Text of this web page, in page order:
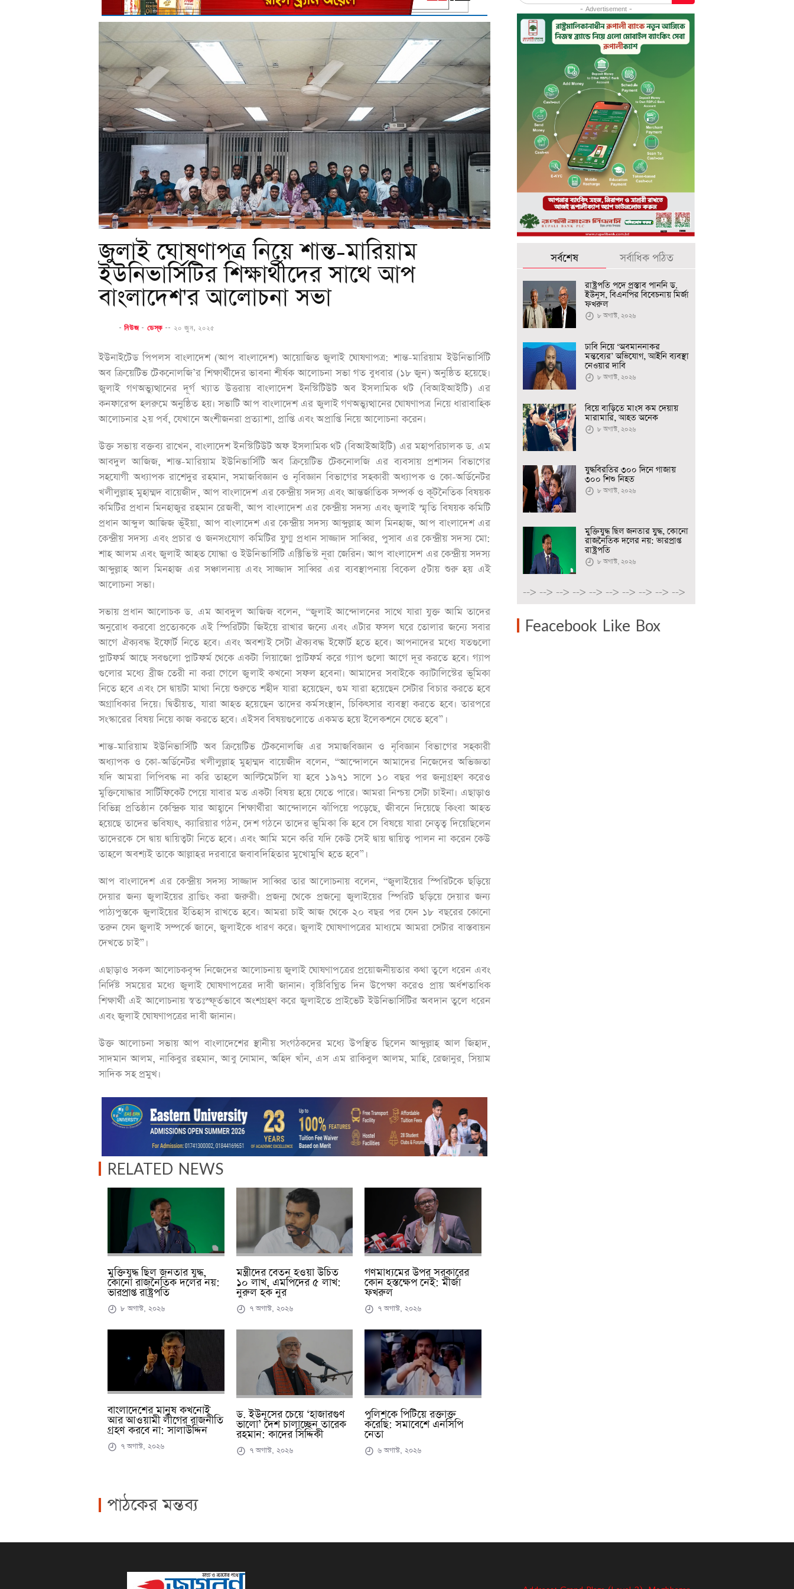
জুলাই ঘোষণাপত্র নিয়ে শান্ত-মারিয়াম
ইউনিভার্সিটির শিক্ষার্থীদের সাথে আপ
বাংলাদেশ'র আলোচনা সভা
-নিউজ- ডেস্ক -- ২০ জুন, ২০২৫
ইউনাইটেড পিপলস বাংলাদেশ (আপ বাংলাদেশ) আয়োজিত জুলাই ঘোষণাপত্র: শান্ত-মারিয়াম ইউনিভার্সিটি
অব ক্রিয়েটিভ টেকনোলজি’র শিক্ষার্থীদের ভাবনা শীর্ষক আলোচনা সভা গত বুধবার (১৮ জুন) অনুষ্ঠিত হয়েছে।
জুলাই গণঅভ্যুত্থানের দূর্গ খ্যাত উত্তরায় বাংলাদেশ ইনস্টিটিউট অব ইসলামিক থট (বিআইআইটি) এর
কনফারেন্স হলরুমে অনুষ্ঠিত হয়। সভাটি আপ বাংলাদেশ এর জুলাই গণঅভ্যুত্থানের ঘোষণাপত্র নিয়ে ধারাবাহিক
আলোচনার ২য় পর্ব, যেখানে অংশীজনরা প্রত্যাশা, প্রাপ্তি এবং অপ্রাপ্তি নিয়ে আলোচনা করেন।
উক্ত সভায় বক্তব্য রাখেন, বাংলাদেশ ইনস্টিটিউট অফ ইসলামিক থট (বিআইআইটি) এর মহাপরিচালক ড. এম
আবদুল আজিজ, শান্ত-মারিয়াম ইউনিভার্সিটি অব ক্রিয়েটিভ টেকনোলজি এর ব্যবসায় প্রশাসন বিভাগের
সহযোগী অধ্যাপক রাশেদুর রহমান, সমাজবিজ্ঞান ও নৃবিজ্ঞান বিভাগের সহকারী অধ্যাপক ও কো-অর্ডিনেটর
খলীলুল্লাহ মুহাম্মদ বায়েজীদ, আপ বাংলাদেশ এর কেন্দ্রীয় সদস্য এবং আন্তর্জাতিক সম্পর্ক ও কূটনৈতিক বিষয়ক
কমিটির প্রধান মিনহাজুর রহমান রেজবী, আপ বাংলাদেশ এর কেন্দ্রীয় সদস্য এবং জুলাই স্মৃতি বিষয়ক কমিটি
প্রধান আব্দুল আজিজ ভূঁইয়া, আপ বাংলাদেশ এর কেন্দ্রীয় সদস্য আব্দুল্লাহ আল মিনহাজ, আপ বাংলাদেশ এর
কেন্দ্রীয় সদস্য এবং প্রচার ও জনসংযোগ কমিটির যুগ্ম প্রধান সাজ্জাদ সাব্বির, পুসাব এর কেন্দ্রীয় সদস্য মো:
শাহ আলম এবং জুলাই আহত যোদ্ধা ও ইউনিভার্সিটি এক্টিভিস্ট নূরা জেরিন। আপ বাংলাদেশ এর কেন্দ্রীয় সদস্য
আব্দুল্লাহ আল মিনহাজ এর সঞ্চালনায় এবং সাজ্জাদ সাব্বির এর ব্যবস্থাপনায় বিকেল ৫টায় শুরু হয় এই
আলোচনা সভা।
সভায় প্রধান আলোচক ড. এম আবদুল আজিজ বলেন, “জুলাই আন্দোলনের সাথে যারা যুক্ত আমি তাদের
অনুরোধ করবো প্রত্যেককে এই স্পিরিটটা জিইয়ে রাখার জন্যে এবং এটার ফসল ঘরে তোলার জন্যে সবার
আগে ঐক্যবদ্ধ ইফোর্ট নিতে হবে। এবং অবশ্যই সেটা ঐক্যবদ্ধ ইফোর্ট হতে হবে। আপনাদের মধ্যে যতগুলো
প্লাটফর্ম আছে সবগুলো প্লাটফর্ম থেকে একটা লিয়াজো প্লাটফর্ম করে গ্যাপ গুলো আগে দূর করতে হবে। গ্যাপ
গুলোর মধ্যে ব্রীজ তেরী না করা গেলে জুলাই কখনো সফল হবেনা। আমাদের সবাইকে ক্যাটালিস্টের ভূমিকা
নিতে হবে এবং সে দ্বায়টা মাথা নিয়ে শুরুতে শহীদ যারা হয়েছেন, গুম যারা হয়েছেন সেটার বিচার করতে হবে
অগ্রাধিকার দিয়ে। দ্বিতীয়ত, যারা আহত হয়েছেন তাদের কর্মসংস্থান, চিকিৎসার ব্যবস্থা করতে হবে। তারপরে
সংস্কারের বিষয় নিয়ে কাজ করতে হবে। এইসব বিষয়গুলোতে একমত হয়ে ইলেকশনে যেতে হবে”।
শান্ত-মারিয়াম ইউনিভার্সিটি অব ক্রিয়েটিভ টেকনোলজি এর সমাজবিজ্ঞান ও নৃবিজ্ঞান বিভাগের সহকারী
অধ্যাপক ও কো-অর্ডিনেটর খলীলুল্লাহ মুহাম্মদ বায়েজীদ বলেন, “আন্দোলনে আমাদের নিজেদের অভিজ্ঞতা
যদি আমরা লিপিবদ্ধ না করি তাহলে আল্টিমেটলি যা হবে ১৯৭১ সালে ১০ বছর পর জন্মগ্রহণ করেও
মুক্তিযোদ্ধার সার্টিফিকেট পেয়ে যাবার মত একটা বিষয় হয়ে যেতে পারে। আমরা নিশ্চয় সেটা চাইনা। এছাড়াও
বিভিন্ন প্রতিষ্ঠান কেন্দ্রিক যার আহ্বানে শিক্ষার্থীরা আন্দোলনে ঝাঁপিয়ে পড়েছে, জীবনে দিয়েছে কিংবা আহত
হয়েছে তাদের ভবিষ্যৎ, ক্যারিয়ার গঠন, দেশ গঠনে তাদের ভূমিকা কি হবে সে বিষয়ে যারা নেতৃত্ব দিয়েছিলেন
তাদেরকে সে দ্বায় দ্বায়িত্বটা নিতে হবে। এবং আমি মনে করি যদি কেউ সেই দ্বায় দ্বায়িত্ব পালন না করেন কেউ
তাহলে অবশ্যই তাকে আল্লাহর দরবারে জবাবদিহিতার মুখোমুখি হতে হবে”।
আপ বাংলাদেশ এর কেন্দ্রীয় সদস্য সাজ্জাদ সাব্বির তার আলোচনায় বলেন, “জুলাইয়ের স্পিরিটকে ছড়িয়ে
দেয়ার জন্য জুলাইয়ের ব্রান্ডিং করা জরুরী। প্রজন্ম থেকে প্রজন্মে জুলাইয়ের স্পিরিট ছড়িয়ে দেয়ার জন্য
পাঠ্যপুস্তকে জুলাইয়ের ইতিহাস রাখতে হবে। আমরা চাই আজ থেকে ২০ বছর পর যেন ১৮ বছরের কোনো
তরুন যেন জুলাই সম্পর্কে জানে, জুলাইকে ধারণ করে। জুলাই ঘোষণাপত্রের মাধ্যমে আমরা সেটার বাস্তবায়ন
দেখতে চাই”।
এছাড়াও সকল আলোচকবৃন্দ নিজেদের আলোচনায় জুলাই ঘোষণাপত্রের প্রয়োজনীয়তার কথা তুলে ধরেন এবং
নির্দিষ্ট সময়ের মধ্যে জুলাই ঘোষণাপত্রের দাবী জানান। বৃষ্টিবিঘ্নিত দিন উপেক্ষা করেও প্রায় অর্ধশতাধিক
শিক্ষার্থী এই আলোচনায় স্বতঃস্ফূর্তভাবে অংশগ্রহণ করে জুলাইতে প্রাইভেট ইউনিভার্সিটির অবদান তুলে ধরেন
এবং জুলাই ঘোষণাপত্রের দাবী জানান।
উক্ত আলোচনা সভায় আপ বাংলাদেশের স্থানীয় সংগঠকদের মধ্যে উপস্থিত ছিলেন আব্দুল্লাহ আল জিহাদ,
সাদমান আলম, নাকিবুর রহমান, আবু নোমান, অহিদ খাঁন, এস এম রাকিবুল আলম, মাহি, রেজানুর, সিয়াম
সাদিক সহ প্রমুখ।
RELATED NEWS
মুক্তিযুদ্ধ ছিল জনতার যুদ্ধ,
কোনো রাজনৈতিক দলের নয়:
ভারপ্রাপ্ত রাষ্ট্রপতি
৮ অগাস্ট, ২০২৬
মন্ত্রীদের বেতন হওয়া উচিত
১০ লাখ, এমপিদের ৫ লাখ:
নুরুল হক নুর
৭ অগাস্ট, ২০২৬
গণমাধ্যমের উপর সরকারের
কোন হস্তক্ষেপ নেই: মীর্জা
ফখরুল
৭ অগাস্ট, ২০২৬
বাংলাদেশের মানুষ কখনোই
আর আওয়ামী লীগের রাজনীতি
গ্রহণ করবে না: সালাউদ্দিন
৭ অগাস্ট, ২০২৬
ড. ইউনূসের চেয়ে ‘হাজারগুণ
ভালো’ দেশ চালাচ্ছেন তারেক
রহমান: কাদের সিদ্দিকী
৭ অগাস্ট, ২০২৬
পুলিশকে পিটিয়ে রক্তাক্ত
করেছি: সমাবেশে এনসিপি
নেতা
৬ অগাস্ট, ২০২৬
পাঠকের মন্তব্য
- Advertisement -
সর্বশেষ সর্বাধিক পঠিত
রাষ্ট্রপতি পদে প্রস্তাব পাননি ড.
ইউনূস, বিএনপির বিবেচনায় মির্জা
ফখরুল
৮ অগাস্ট, ২০২৬
ঢাবি নিয়ে ‘অবমাননাকর
মন্তব্যের’ অভিযোগ, আইনি ব্যবস্থা
নেওয়ার দাবি
৮ অগাস্ট, ২০২৬
বিয়ে বাড়িতে মাংস কম দেয়ায়
মারামারি, আহত অনেক
৮ অগাস্ট, ২০২৬
যুদ্ধবিরতির ৩০০ দিনে গাজায়
৩০০ শিশু নিহত
৮ অগাস্ট, ২০২৬
মুক্তিযুদ্ধ ছিল জনতার যুদ্ধ, কোনো
রাজনৈতিক দলের নয়: ভারপ্রাপ্ত
রাষ্ট্রপতি
৮ অগাস্ট, ২০২৬
--> --> --> --> --> --> --> --> --> -->
Feacebook Like Box